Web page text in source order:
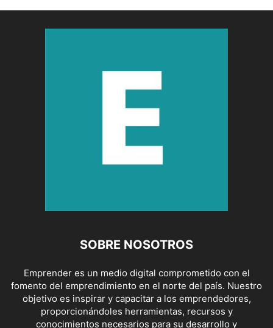
SOBRE NOSOTROS
Emprender es un medio digital comprometido con el
fomento del emprendimiento en el norte del país. Nuestro
objetivo es inspirar y capacitar a los emprendedores,
proporcionándoles herramientas, recursos y
conocimientos necesarios para su desarrollo y